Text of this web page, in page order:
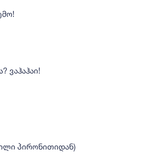
ვაჰაჰაი!
პირონითიდან)